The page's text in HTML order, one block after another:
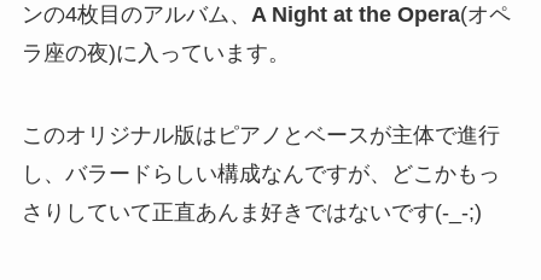
ンの4枚目のアルバム、 A Night at the Opera(オペ
ラ座の夜)に入っています。
このオリジナル版はピアノとベースが主体で進行
し、バラードらしい構成なんですが、どこかもっ
さりしていて正直あんま好きではないです(-_-;)